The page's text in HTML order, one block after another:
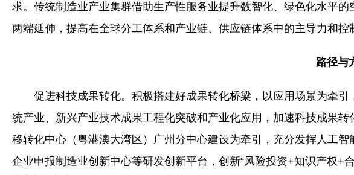
求。传统制造业产业集群借助生产性服务业提升数智化、绿色化水平
两端延伸，提高在全球分工体系和产业链、供应链体系中的主导力和控
路径与
促进科技成果转化。积极搭建好成果转化桥梁，以应用场景为牵
统产业、新兴产业技术成果工程化突破和产业化应用，加速科技成果
移转化中心（粤港澳大湾区）广州分中心建设为牵引，充分发挥人工
企业申报制造业创新中心等研发创新平台，创新“风险投资+知识产权+